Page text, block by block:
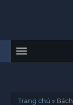
Menu
Trang chủ »